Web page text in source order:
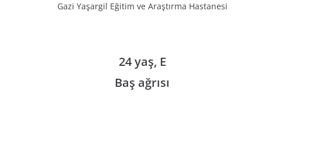
Gazi Yaşargil Eğitim ve Araştırma Hastanesi
24 yaş, E
Baş ağrısı